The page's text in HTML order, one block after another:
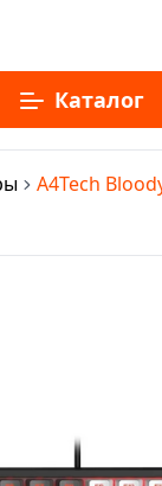
Каталог
A4Tech